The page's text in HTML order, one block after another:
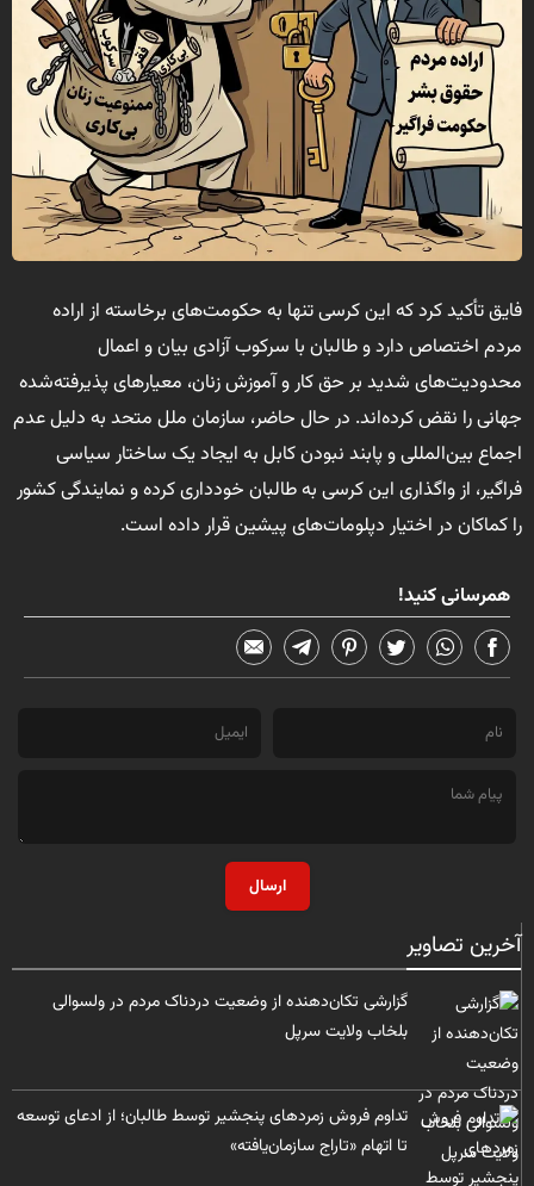
فایق تأکید کرد که این کرسی تنها به حکومت‌های برخاسته از اراده
مردم اختصاص دارد و طالبان با سرکوب آزادی بیان و اعمال
محدودیت‌های شدید بر حق کار و آموزش زنان، معیارهای پذیرفته‌شده
جهانی را نقض کرده‌اند. در حال حاضر، سازمان ملل متحد به دلیل عدم
اجماع بین‌المللی و پابند نبودن کابل به ایجاد یک ساختار سیاسی
فراگیر، از واگذاری این کرسی به طالبان خودداری کرده و نمایندگی کشور
را کماکان در اختیار دپلومات‌های پیشین قرار داده است.
همرسانی کنید!
ارسال
آخرین تصاویر
گزارشی تکان‌دهنده از وضعیت دردناک مردم در ولسوالی
بلخاب ولایت سرپل
تداوم فروش زمردهای پنجشیر توسط طالبان؛ از ادعای توسعه
تا اتهام «تاراج سازمان‌یافته»